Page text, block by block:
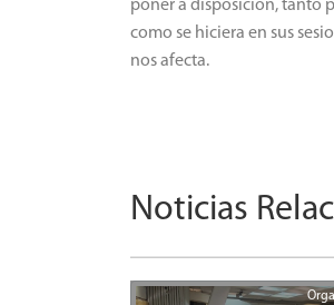
poner a disposición, tanto
como se hiciera en sus
nos afecta.
Noticias